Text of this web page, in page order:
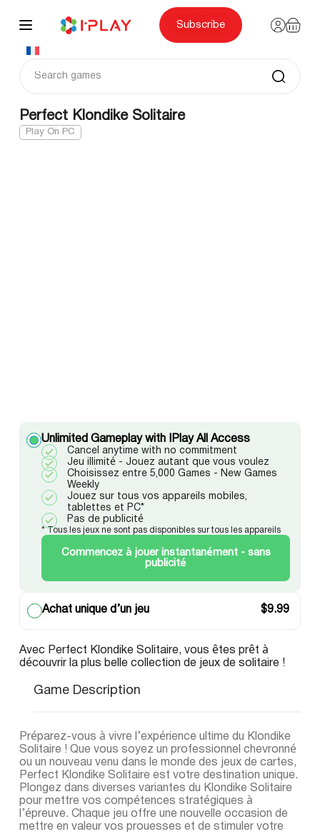
content
Subscribe
Perfect Klondike Solitaire
Play On PC
Unlimited Gameplay with IPlay All Access
Cancel anytime with no commitment
Jeu illimité - Jouez autant que vous voulez
Choisissez entre 5,000 Games - New Games
Weekly
Jouez sur tous vos appareils mobiles,
tablettes et PC*
Pas de publicité
* Tous les jeux ne sont pas disponibles sur tous les appareils
Commencez à jouer instantanément - sans
publicité
Achat unique d’un jeu $9.99
Avec Perfect Klondike Solitaire, vous êtes prêt à
découvrir la plus belle collection de jeux de solitaire !
Game Description
Préparez-vous à vivre l’expérience ultime du Klondike
Solitaire ! Que vous soyez un professionnel chevronné
ou un nouveau venu dans le monde des jeux de cartes,
Perfect Klondike Solitaire est votre destination unique.
Plongez dans diverses variantes du Klondike Solitaire
pour mettre vos compétences stratégiques à
l’épreuve. Chaque jeu offre une nouvelle occasion de
mettre en valeur vos prouesses et de stimuler votre